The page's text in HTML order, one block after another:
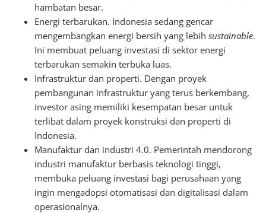
hambatan besar.
Energi terbarukan. Indonesia sedang gencar
mengembangkan energi bersih yang lebihsustainable.
Ini membuat peluang investasi di sektor energi
terbarukan semakin terbuka luas.
Infrastruktur dan properti. Dengan proyek
pembangunan infrastruktur yang terus berkembang,
investor asing memiliki kesempatan besar untuk
terlibat dalam proyek konstruksi dan properti di
Indonesia.
Manufaktur dan industri 4.0. Pemerintah mendorong
industri manufaktur berbasis teknologi tinggi,
membuka peluang investasi bagi perusahaan yang
ingin mengadopsi otomatisasi dan digitalisasi dalam
operasionalnya.